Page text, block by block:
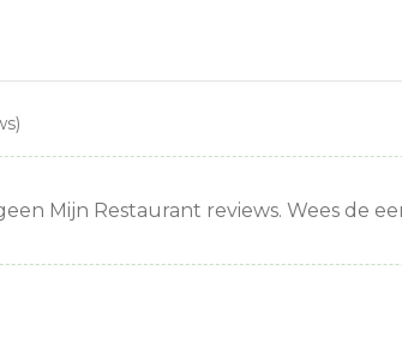
)
Mijn Restaurant reviews. Wees de